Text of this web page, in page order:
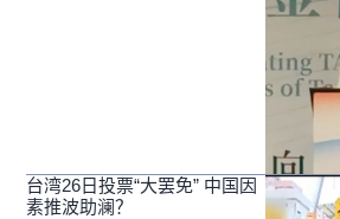
台湾26日投票“大罢免” 中国因
素推波助澜？